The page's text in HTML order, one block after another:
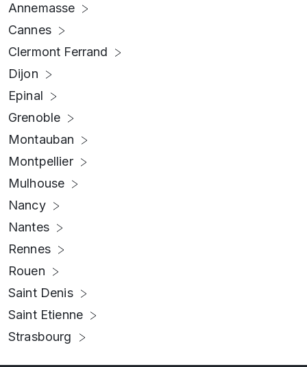
Annemasse
Cannes
Clermont Ferrand
Dijon
Epinal
Grenoble
Montauban
Montpellier
Mulhouse
Nancy
Nantes
Rennes
Rouen
Saint Denis
Saint Etienne
Strasbourg